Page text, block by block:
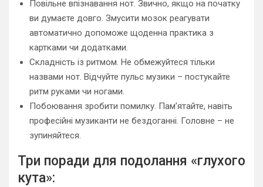
Повільне впізнавання нот. Звично, якщо на початку
ви думаєте довго. Змусити мозок реагувати
автоматично допоможе щоденна практика з
картками чи додатками.
Складність із ритмом. Не обмежуйтеся тільки
назвами нот. Відчуйте пульс музики – постукайте
ритм руками чи ногами.
Побоювання зробити помилку. Пам’ятайте, навіть
професійні музиканти не бездоганні. Головне – не
зупиняйтеся.
Три поради для подолання «глухого
кута»: